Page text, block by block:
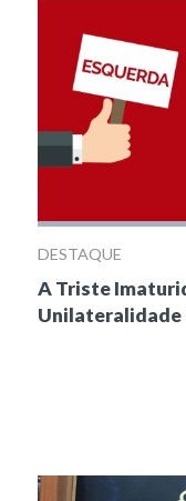
DESTAQUE
A Triste
Unilateralidade